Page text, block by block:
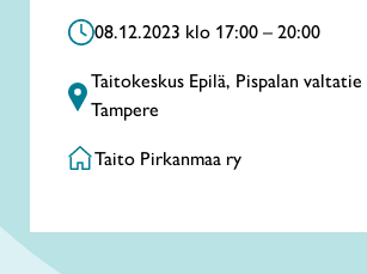
08.12.2023 klo 17:00 – 20:00
Taitokeskus Epilä, Pispalan
Tampere
Taito Pirkanmaa ry